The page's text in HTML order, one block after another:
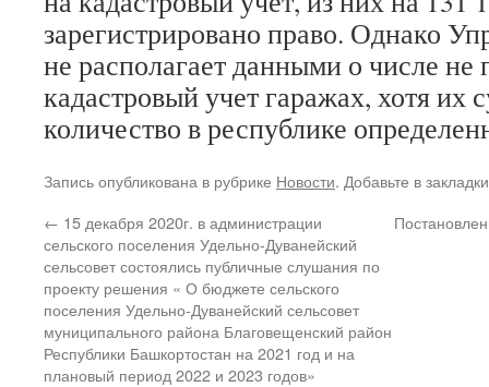
зарегистрировано право. Однако
не располагает данными о числе не
кадастровый учет гаражах, хотя их
количество в республике
Запись опубликована в рубрике Новости. Добавьте в
← 15 декабря 2020г. в администрации
сельского поселения Удельно-Дуванейский
сельсовет состоялись публичные слушания по
проекту решения « О бюджете сельского
поселения Удельно-Дуванейский сельсовет
муниципального района Благовещенский район
Республики Башкортостан на 2021 год и на
плановый период 2022 и 2023 годов»